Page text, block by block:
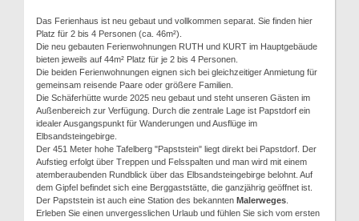
Das Ferienhaus ist neu gebaut und vollkommen separat. Sie finden hier
Platz für 2 bis 4 Personen (ca. 46m²).
Die neu gebauten Ferienwohnungen RUTH und KURT im Hauptgebäude
bieten jeweils auf 44m² Platz für je 2 bis 4 Personen.
Die beiden Ferienwohnungen eignen sich bei gleichzeitiger Anmietung für
gemeinsam reisende Paare oder größere Familien.
Die Schäferhütte wurde 2025 neu gebaut und steht unseren Gästen im
Außenbereich zur Verfügung. Durch die zentrale Lage ist Papstdorf ein
idealer Ausgangspunkt für Wanderungen und Ausflüge im
Elbsandsteingebirge.
Der 451 Meter hohe Tafelberg "Papststein" liegt direkt bei Papstdorf. Der
Aufstieg erfolgt über Treppen und Felsspalten und man wird mit einem
atemberaubenden Rundblick über das Elbsandsteingebirge belohnt. Auf
dem Gipfel befindet sich eine Berggaststätte, die ganzjährig geöffnet ist.
Der Papststein ist auch eine Station des bekannten Malerweges
Erleben Sie einen unvergesslichen Urlaub und fühlen Sie sich vom ersten